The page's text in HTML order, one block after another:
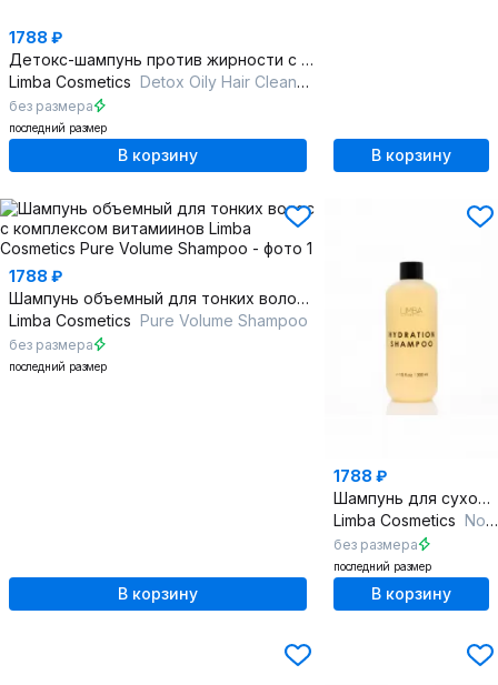
1788 ₽
Детокс-шампунь против жирности с экстрактами и церамидом
Limba Cosmetics Detox Oily Hair Cleansing Shampoo
без размера
последний размер
В корзину В корзину
1788 ₽
Шампунь объемный для тонких волос с комплексом витамиинов
Limba Cosmetics Pure Volume Shampoo
без размера
последний размер
В корзину
1788 ₽
Шампунь для сухой и нормальной кожи головы с гиалуроновой кислотой
Limba Cosmetics Normal&Dry Scalp Hydration Shampoo
без размера
последний размер
В корзину